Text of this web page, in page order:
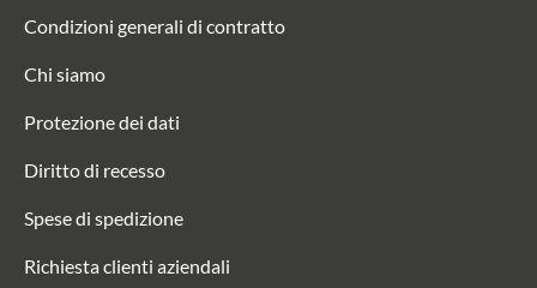
Condizioni generali di contratto
Chi siamo
Protezione dei dati
Diritto di recesso
Spese di spedizione
Richiesta clienti aziendali